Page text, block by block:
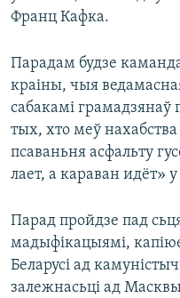
Франц Кафка.
Парадам будзе
краіны, чыя
сабакамі грамадзянаў
тых, хто меў нахабства
псаваньня асфальту
лает, а караван идёт»
Парад пройдзе пад
мадыфікацыямі,
Беларусі ад
залежнасьці ад